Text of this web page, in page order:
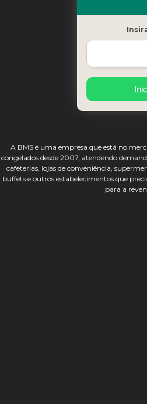
A BMS é uma empresa que está no
congelados desde 2007, atendendo
cafeterias, lojas de conveniência,
buffets e outros estabelecimentos que
para a